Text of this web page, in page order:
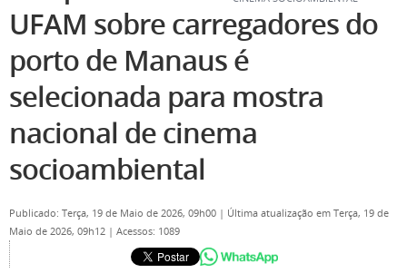
UFAM sobre carregadores do
porto de Manaus é
selecionada para mostra
nacional de cinema
socioambiental
Publicado: Terça, 19 de Maio de 2026, 09h00 | Última atualização em Terça, 19 de
Maio de 2026, 09h12 | Acessos: 1089